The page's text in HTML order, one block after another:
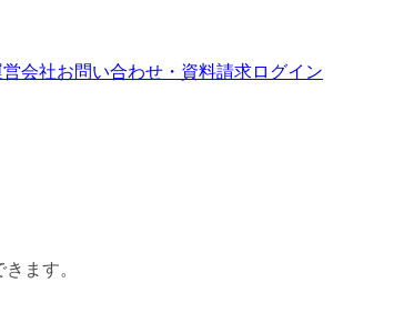
会社お問い合わせ・資料請求ログイン
ます。